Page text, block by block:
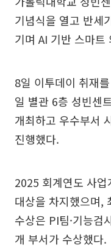
기념식을 열고 반세
기며 AI 기반 스마트
8일 이투데이 취재
일 별관 6층 성빈센
개최하고 우수부서
진행했다.
2025 회계연도 사
대상을 차지했으며,
수상은 PI팀·기능검
개 부서가 수상했다.